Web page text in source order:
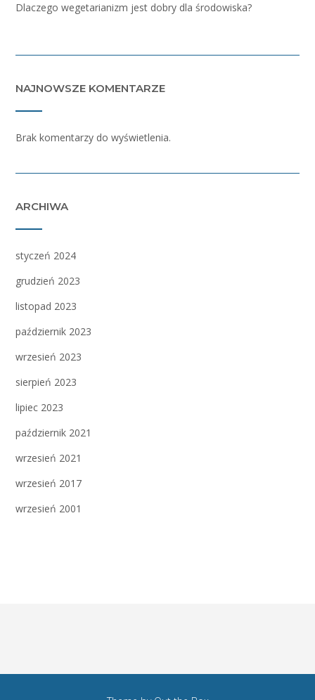
Dlaczego wegetarianizm jest dobry dla środowiska?
NAJNOWSZE KOMENTARZE
Brak komentarzy do wyświetlenia.
ARCHIWA
styczeń 2024
grudzień 2023
listopad 2023
październik 2023
wrzesień 2023
sierpień 2023
lipiec 2023
październik 2021
wrzesień 2021
wrzesień 2017
wrzesień 2001